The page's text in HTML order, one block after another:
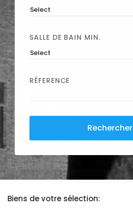
Select
SALLE DE BAIN MIN.
Select
RÉFERENCE
Rechercher
Biens de votre sélection: